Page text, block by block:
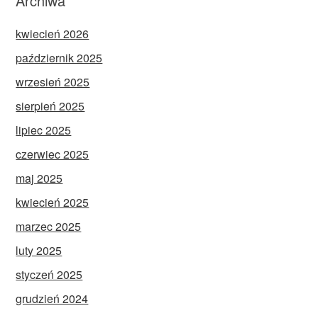
kwiecień 2026
październik 2025
wrzesień 2025
sierpień 2025
lipiec 2025
czerwiec 2025
maj 2025
kwiecień 2025
marzec 2025
luty 2025
styczeń 2025
grudzień 2024